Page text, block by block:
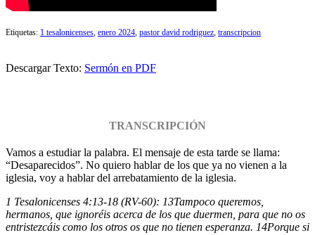
Etiquetas: 1 tesalonicenses enero 2024 pastor david rodriguez transcripcion
Descargar Texto: Sermón en PDF
TRANSCRIPCIÓN
Vamos a estudiar la palabra. El mensaje de esta tarde se llama:
“Desaparecidos”. No quiero hablar de los que ya no vienen a la
iglesia, voy a hablar del arrebatamiento de la iglesia.
1 Tesalonicenses 4:13-18 (RV-60): 13Tampoco queremos,
hermanos, que ignoréis acerca de los que duermen, para que no os
entristezcáis como los otros os que no tienen esperanza. 14Porque si